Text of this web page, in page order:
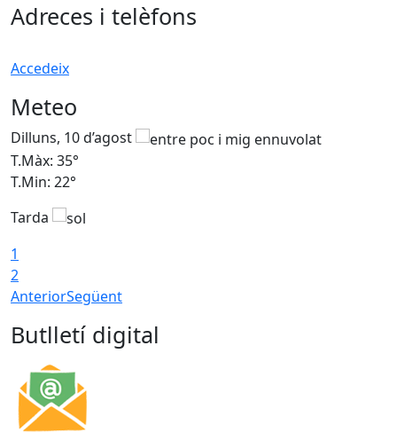
Adreces i telèfons
Accedeix
Meteo
Dilluns, 10 d’agost
T.Màx: 35°
T.Min: 22°
Tarda
1
2
AnteriorSegüent
Butlletí digital